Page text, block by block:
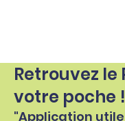
Retrouvez
votre poche !
"Application